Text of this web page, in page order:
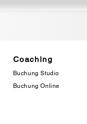
Coaching
Buchung Studio
Buchung Online